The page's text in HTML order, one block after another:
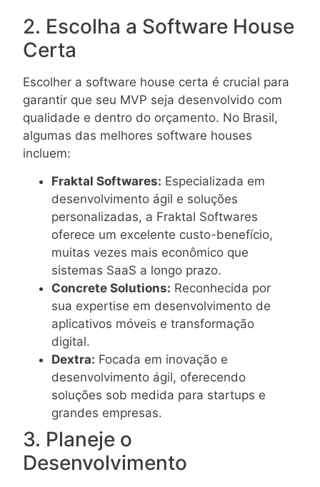
2. Escolha a Software House
Certa
Escolher a software house certa é crucial para
garantir que seu MVP seja desenvolvido com
qualidade e dentro do orçamento. No Brasil,
algumas das melhores software houses
incluem:
Fraktal Softwares: Especializada em
desenvolvimento ágil e soluções
personalizadas, a Fraktal Softwares
oferece um excelente custo-benefício,
muitas vezes mais econômico que
sistemas SaaS a longo prazo.
Concrete Solutions: Reconhecida por
sua expertise em desenvolvimento de
aplicativos móveis e transformação
digital.
Dextra: Focada em inovação e
desenvolvimento ágil, oferecendo
soluções sob medida para startups e
grandes empresas.
3. Planeje o
Desenvolvimento